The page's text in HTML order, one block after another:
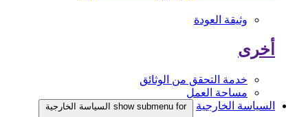
وثيقة العودة
أخرى
خدمة التحقق من الوثائق
مساحة العمل
السياسة الخارجية
show submenu for السياسة الخارجية